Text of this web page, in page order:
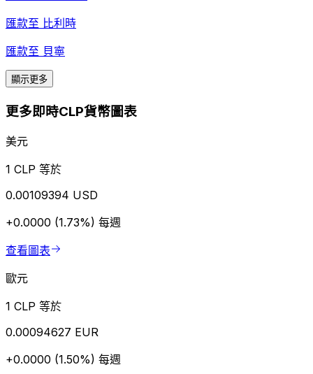
匯款至 比利時
匯款至 貝寧
顯示更多
更多即時CLP貨幣圖表
美元
1 CLP 等於
0.00109394 USD
+0.0000 (1.73%) 每週
查看圖表
歐元
1 CLP 等於
0.00094627 EUR
+0.0000 (1.50%) 每週